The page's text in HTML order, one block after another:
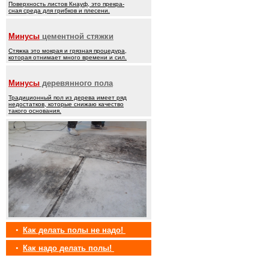
Поверхность листов Кнауф, это прекра-
сная среда для грибков и плесени.
Минусы цементной стяжки
Стяжка это мокрая и грязная процедура,
которая отнимает много времени и сил.
Минусы деревянного пола
Традиционный пол из дерева имеет ряд
недостатков, которые снижаю качество
такого основания.
•
Как делать полы не надо!
•
Как надо делать полы!